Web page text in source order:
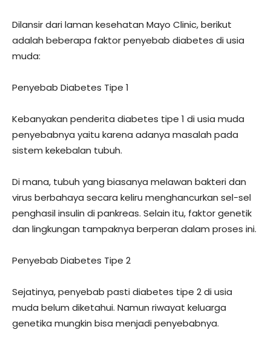
Dilansir dari laman kesehatan Mayo Clinic, berikut
adalah beberapa faktor penyebab diabetes di usia
muda:
Penyebab Diabetes Tipe 1
Kebanyakan penderita diabetes tipe 1 di usia muda
penyebabnya yaitu karena adanya masalah pada
sistem kekebalan tubuh.
Di mana, tubuh yang biasanya melawan bakteri dan
virus berbahaya secara keliru menghancurkan sel-sel
penghasil insulin di pankreas. Selain itu, faktor genetik
dan lingkungan tampaknya berperan dalam proses ini.
Penyebab Diabetes Tipe 2
Sejatinya, penyebab pasti diabetes tipe 2 di usia
muda belum diketahui. Namun riwayat keluarga
genetika mungkin bisa menjadi penyebabnya.